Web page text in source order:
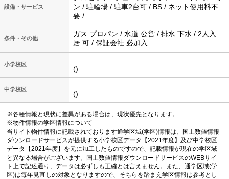
設備・サービス
ン / 駐輪場 / 駐車2台可 / BS / ネット使用料不
要 /
条件・その他
ガス:プロパン / 水道:公営 / 排水:下水 / 2人入
居:可 / 保証会社:必加入
小学校区
()
中学校区
()
※各種情報と現状に差異がある場合は、現状優先となります。
※物件情報の学区情報について
当サイト物件情報に記載されております通学区域(学区)情報は、国土数値情報
ダウンロードサービスが提供する小学校区データ【2021年度】及び中学校区
データ【2021年度】を元に加工したものですので、記載情報が現在の学区域
と異なる場合がございます。国土数値情報ダウンロードサービスのWEBサイ
ト上で記述通り、データは必ずしも正確とは言えません。また、通学区域(学
区)は毎年見直しの対象となりますので、そちらを踏まえ学区情報は参考とし